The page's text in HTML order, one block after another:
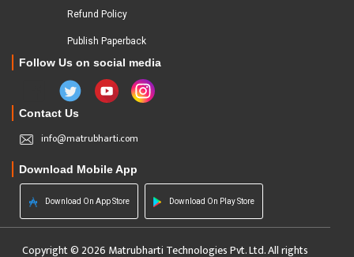
Refund Policy
Publish Paperback
Follow Us on social media
Contact Us
info@matrubharti.com
Download Mobile App
Download On App Store Download On Play Store
Copyright © 2026 Matrubharti Technologies Pvt. Ltd. All rights